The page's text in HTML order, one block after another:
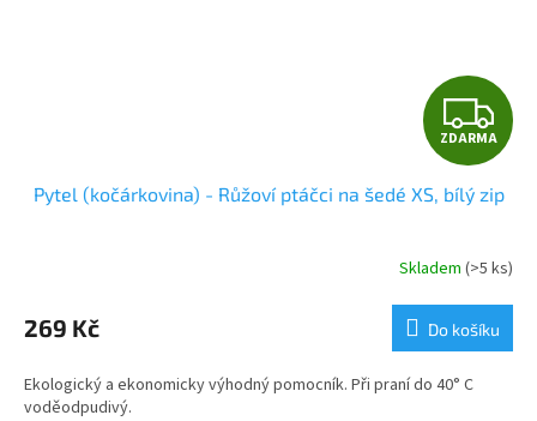
Z
D
A
R
M
A
ZDARMA
Pytel (kočárkovina) - Růžoví ptáčci na šedé XS, bílý zip
Skladem (>5 ks)
269 Kč Do košíku
Ekologický a ekonomicky výhodný pomocník. Při praní do 40° C
voděodpudivý.